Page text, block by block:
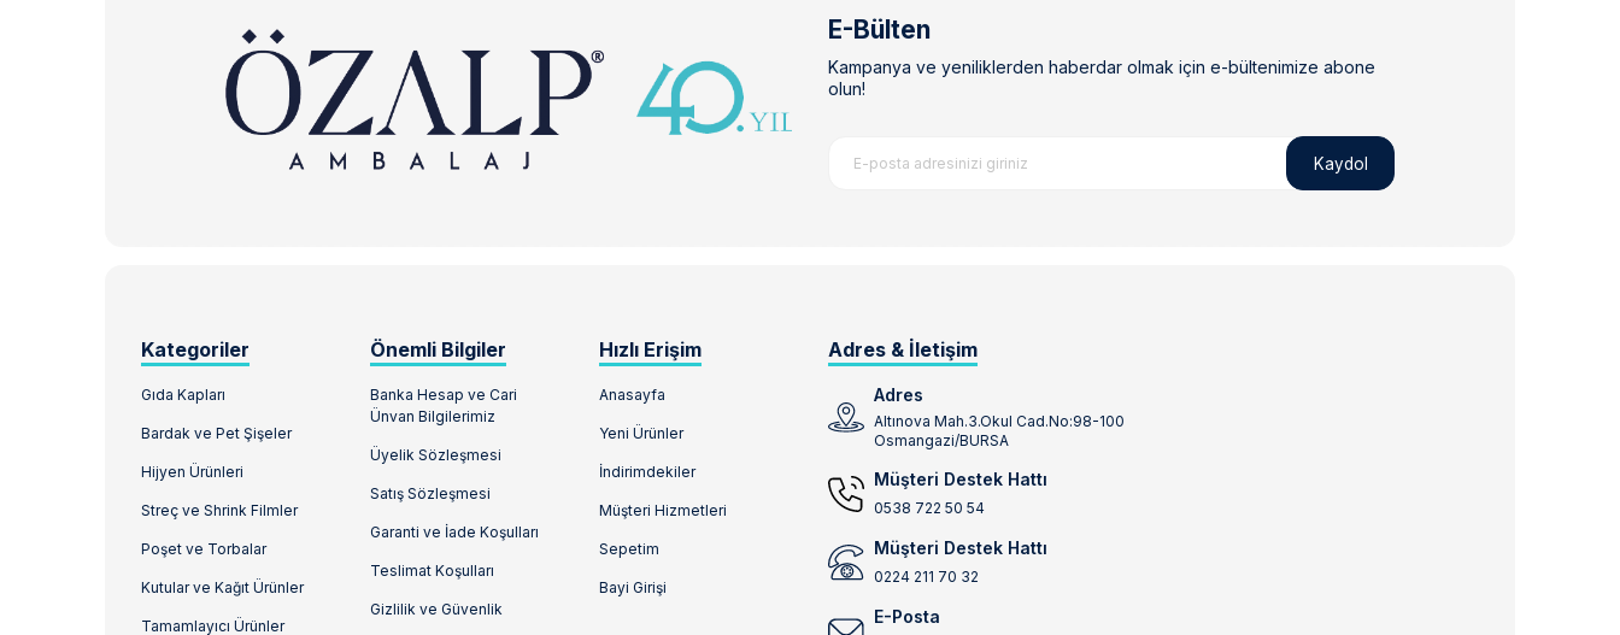
E-Bülten
Kampanya ve yeniliklerden haberdar olmak için e-bültenimize abone
olun!
Kaydol
Kategoriler
Gıda Kapları
Bardak ve Pet Şişeler
Hijyen Ürünleri
Streç ve Shrink Filmler
Poşet ve Torbalar
Kutular ve Kağıt Ürünler
Tamamlayıcı Ürünler
Önemli Bilgiler
Banka Hesap ve Cari
Ünvan Bilgilerimiz
Üyelik Sözleşmesi
Satış Sözleşmesi
Garanti ve İade Koşulları
Teslimat Koşulları
Gizlilik ve Güvenlik
Hızlı Erişim
Anasayfa
Yeni Ürünler
İndirimdekiler
Müşteri Hizmetleri
Sepetim
Bayi Girişi
Adres & İletişim
Adres
Altınova Mah.3.Okul Cad.No:98-100
Osmangazi/BURSA
Müşteri Destek Hattı
0538 722 50 54
Müşteri Destek Hattı
0224 211 70 32
E-Posta